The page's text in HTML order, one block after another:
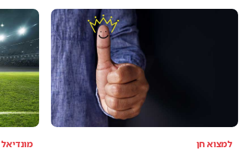
למצוא חן מונדיאל